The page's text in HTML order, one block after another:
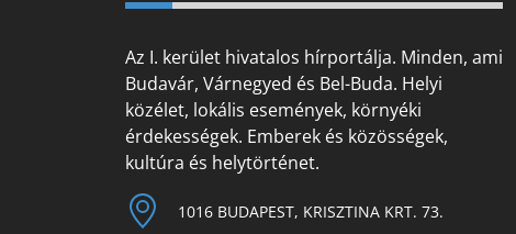
Az I. kerület hivatalos hírportálja. Minden, ami
Budavár, Várnegyed és Bel-Buda. Helyi
közélet, lokális események, környéki
érdekességek. Emberek és közösségek,
kultúra és helytörténet.
1016 BUDAPEST, KRISZTINA KRT. 73.